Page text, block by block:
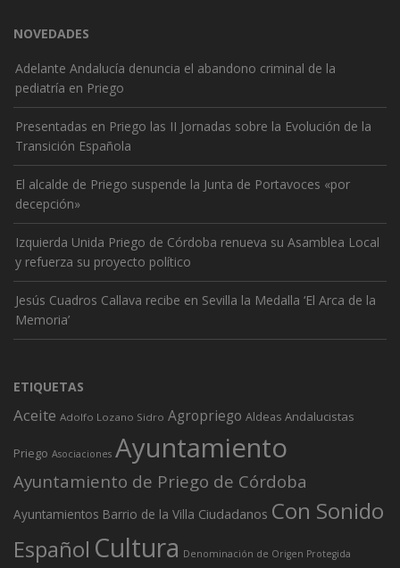
NOVEDADES
Adelante Andalucía denuncia el abandono criminal de la
pediatría en Priego
Presentadas en Priego las II Jornadas sobre la Evolución de la
Transición Española
El alcalde de Priego suspende la Junta de Portavoces «por
decepción»
Izquierda Unida Priego de Córdoba renueva su Asamblea Local
y refuerza su proyecto político
Jesús Cuadros Callava recibe en Sevilla la Medalla ‘El Arca de la
Memoria’
ETIQUETAS
Aceite Adolfo Lozano Sidro Agropriego Aldeas Andalucistas
Priego Asociaciones Ayuntamiento
Ayuntamiento de Priego de Córdoba
Ayuntamientos Barrio de la Villa Ciudadanos Con Sonido
Español Cultura Denominación de Origen Protegida